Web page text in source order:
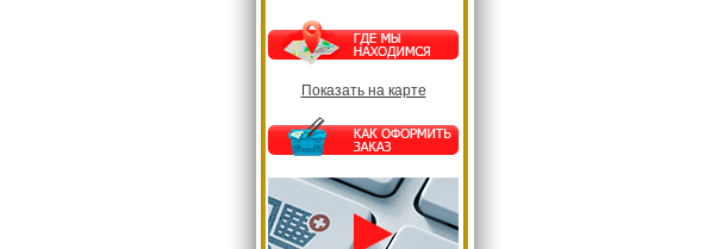
Показать на карте